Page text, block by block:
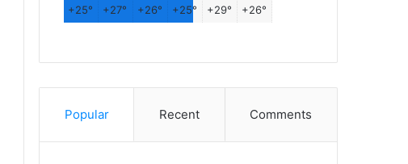
+25° +27° +26° +25° +29° +26°
Popular Recent Comments